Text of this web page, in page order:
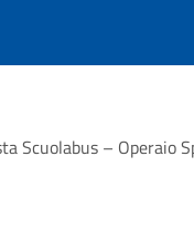
Scuolabus – Operaio